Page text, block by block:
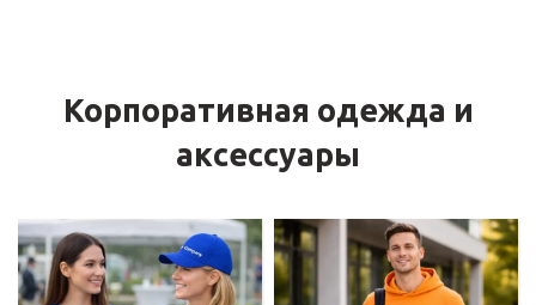
Корпоративная одежда и
аксессуары